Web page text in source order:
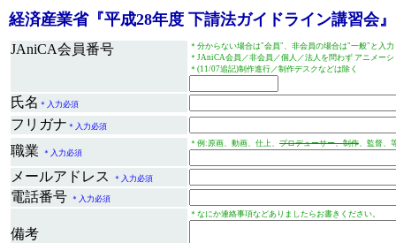
経済産業省『平成28年度 下請法ガイドライン講習会
JAniCA会員番号
＊分からない場合は"会員"、非会員の場合は"一般"と入力
＊JAniCA会員／非会員／個人／法人を問わず アニメー
＊(11/07追記)制作進行／制作デスクなどは除く
氏名 ＊入力必須
フリガナ ＊入力必須
職業 ＊入力必須
＊例:原画、動画、仕上、 プロデューサー、制作、監督、
メールアドレス ＊入力必須
電話番号 ＊入力必須
備考
＊なにか連絡事項などありましたらお書きください。